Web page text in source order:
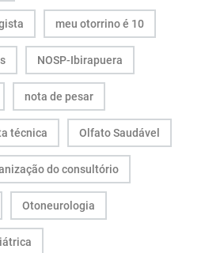
meu otorrino é 10
NOSP-Ibirapuera
nota de pesar
técnica Olfato Saudável
do consultório
Otoneurologia